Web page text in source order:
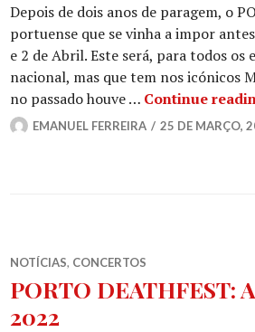
Depois de dois anos de paragem, o
portuense que se vinha a impor
e 2 de Abril. Este será, para todos
nacional, mas que tem nos icónicos
no passado houve … Continue
EMANUEL FERREIRA 25 DE MARÇO,
NOTÍCIAS, CONCERTOS
PORTO DEATHFEST:
2022